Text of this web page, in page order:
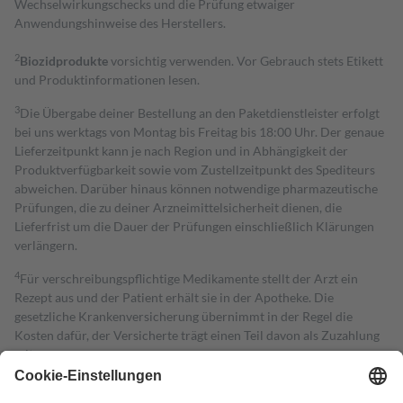
Wechselwirkungschecks und die Prüfung etwaiger
Anwendungshinweise des Herstellers.
2Biozidproduktevorsichtig verwenden. Vor Gebrauch stets Etikett
und Produktinformationen lesen.
3Die Übergabe deiner Bestellung an den Paketdienstleister erfolgt
bei uns werktags von Montag bis Freitag bis 18:00 Uhr. Der genaue
Lieferzeitpunkt kann je nach Region und in Abhängigkeit der
Produktverfügbarkeit sowie vom Zustellzeitpunkt des Spediteurs
abweichen. Darüber hinaus können notwendige pharmazeutische
Prüfungen, die zu deiner Arzneimittelsicherheit dienen, die
Lieferfrist um die Dauer der Prüfungen einschließlich Klärungen
verlängern.
4Für verschreibungspflichtige Medikamente stellt der Arzt ein
Rezept aus und der Patient erhält sie in der Apotheke. Die
gesetzliche Krankenversicherung übernimmt in der Regel die
Kosten dafür, der Versicherte trägt einen Teil davon als Zuzahlung
mit.
Grundsätzlich leisten Mitglieder Zuzahlungen in Höhe von zehn